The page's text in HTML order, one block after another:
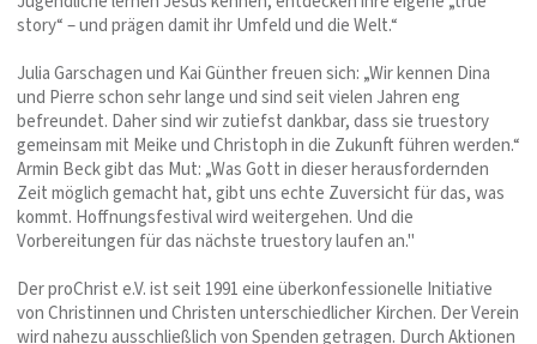
story“ – und prägen damit ihr Umfeld und die Welt.“
Julia Garschagen und Kai Günther freuen sich: „Wir kennen Dina
und Pierre schon sehr lange und sind seit vielen Jahren eng
befreundet. Daher sind wir zutiefst dankbar, dass sie truestory
gemeinsam mit Meike und Christoph in die Zukunft führen werden.“
Armin Beck gibt das Mut: „Was Gott in dieser herausfordernden
Zeit möglich gemacht hat, gibt uns echte Zuversicht für das, was
kommt. Hoffnungsfestival wird weitergehen. Und die
Vorbereitungen für das nächste truestory laufen an."
Der proChrist e.V. ist seit 1991 eine überkonfessionelle Initiative
von Christinnen und Christen unterschiedlicher Kirchen. Der Verein
wird nahezu ausschließlich von Spenden getragen. Durch Aktionen